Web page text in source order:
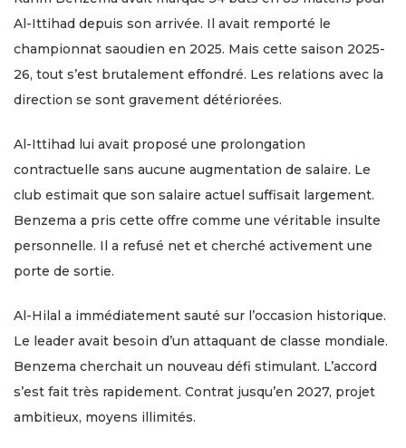
Al-Ittihad depuis son arrivée. Il avait remporté le
championnat saoudien en 2025. Mais cette saison 2025-
26, tout s’est brutalement effondré. Les relations avec la
direction se sont gravement détériorées.
Al-Ittihad lui avait proposé une prolongation
contractuelle sans aucune augmentation de salaire. Le
club estimait que son salaire actuel suffisait largement.
Benzema a pris cette offre comme une véritable insulte
personnelle. Il a refusé net et cherché activement une
porte de sortie.
Al-Hilal a immédiatement sauté sur l’occasion historique.
Le leader avait besoin d’un attaquant de classe mondiale.
Benzema cherchait un nouveau défi stimulant. L’accord
s’est fait très rapidement. Contrat jusqu’en 2027, projet
ambitieux, moyens illimités.